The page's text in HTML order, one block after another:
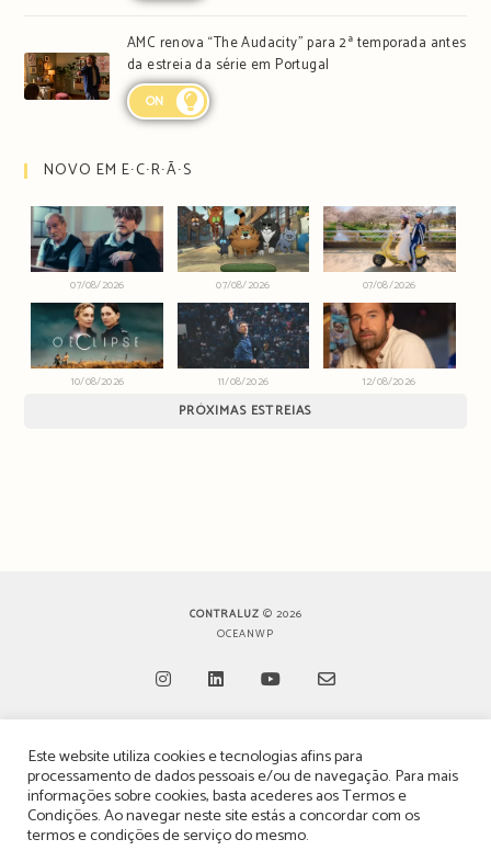
AMC renova “The Audacity” para 2ª temporada antes
da estreia da série em Portugal
ON
NOVO EM E∙C∙R∙Ã∙S
07/08/2026 07/08/2026 07/08/2026
10/08/2026 11/08/2026 12/08/2026
PRÓXIMAS ESTREIAS
CONTRALUZ © 2026
OCEANWP
in
a
new
in
a
new
tab
in
a
new
in
a
new
TERMOS, CONDIÇÕES & POLÍTICA DE PRIVACIDADE
ESTATUTO EDITORIAL
POLÍTICA DE PUBLICIDADE E ANÚNCIOS
Este website utiliza cookies e tecnologias afins para
processamento de dados pessoais e/ou de navegação. Para mais
informações sobre cookies, basta acederes aosTermos e
Condições. Ao navegar neste site estás a concordar com os
termos e condições de serviço do mesmo.